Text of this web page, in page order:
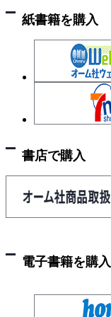
紙書籍を購入
書店で購入
電子書籍を購入